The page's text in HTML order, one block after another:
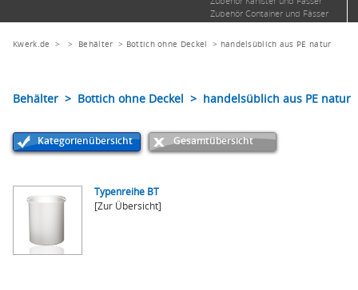
Kwerk.de > > Behälter > Bottich ohne Deckel > handelsüblich aus PE natur
Behälter > Bottich ohne Deckel > handelsüblich aus PE natur
Kategorienübersicht Gesamtübersicht
Typenreihe BT
[Zur Übersicht]